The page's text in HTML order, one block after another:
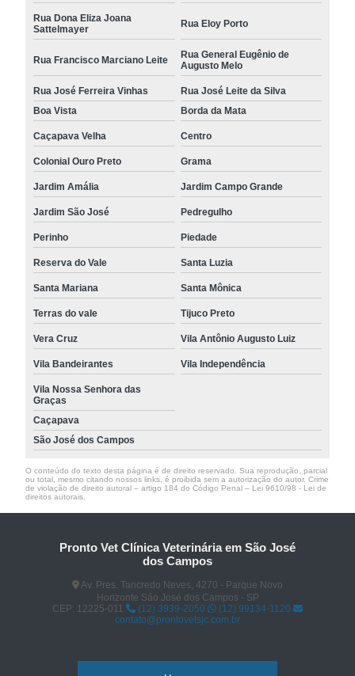
Rua Dona Eliza Joana
Sattelmayer
Rua Eloy Porto
Rua Francisco Marciano Leite
Rua General Eugênio de
Augusto Melo
Rua José Ferreira Vinhas
Rua José Leite da Silva
Boa Vista
Borda da Mata
Caçapava Velha Centro
Colonial Ouro Preto Grama
Jardim Amália Jardim Campo Grande
Jardim São José Pedregulho
Perinho Piedade
Reserva do Vale Santa Luzia
Santa Mariana Santa Mônica
Terras do vale Tijuco Preto
Vera Cruz Vila Antônio Augusto Luiz
Vila Bandeirantes Vila Independência
Vila Nossa Senhora das
Graças
Caçapava
São José dos Campos
O conteúdo do texto desta página é de direito reservado. Sua reprodução, parcial
ou total, mesmo citando nossos links, é proibida sem a autorização do autor. Crime
de violação de direito autoral – artigo 184 do Código Penal – Lei 9610/98 - Lei de
direitos autorais
Pronto Vet Clínica Veterinária em São José
dos Campos
Av. Pres. Tancredo Neves, 4270 - Parque Novo
Horizonte São José dos Campos - SP
CEP: 12225-011
(12) 3939-2050
(12) 99134-1120
contato@prontovetsjc.com.br